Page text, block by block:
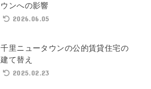
ウンへの影響
2026.06.05
千里ニュータウンの公的賃貸住宅の
建て替え
2025.02.23